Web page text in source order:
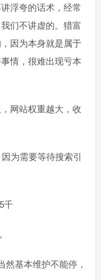
浮夸的话术，经常
们不讲虚的。猎富
因为本身就是属于
情，很难出现亏本
网站权重越大，收
为需要等待搜索引
千
基本维护不能停，